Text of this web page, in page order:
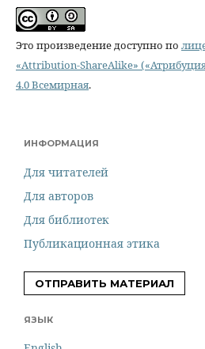
Это произведение доступно по
«Attribution-ShareAlike»
4.0 Всемирная.
ИНФОРМАЦИЯ
Для читателей
Для авторов
Для библиотек
Публикационная этика
ОТПРАВИТЬ МАТЕРИАЛ
ЯЗЫК